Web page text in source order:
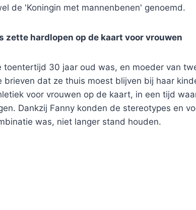
de 'Koningin met mannenbenen' genoemd.
zette hardlopen op de kaart voor vrouwen
toentertijd 30 jaar oud was, en moeder van
brieven dat ze thuis moest blijven bij haar
voor vrouwen op de kaart, in een tijd
Dankzij Fanny konden de stereotypes en
was, niet langer stand houden.